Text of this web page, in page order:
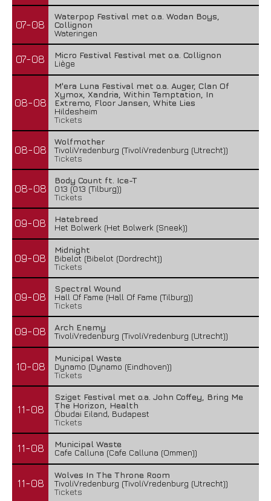
07-08
Waterpop Festival met o.a. Wodan Boys,
Collignon
Wateringen
07-08
Micro Festival Festival met o.a. Collignon
Liège
08-08
M'era Luna Festival met o.a. Auger, Clan Of
Xymox, Xandria, Within Temptation, In
Extremo, Floor Jansen, White Lies
Hildesheim
Tickets
08-08
Wolfmother
TivoliVredenburg (TivoliVredenburg (Utrecht))
Tickets
08-08
Body Count ft. Ice-T
013 (013 (Tilburg))
Tickets
09-08
Hatebreed
Het Bolwerk (Het Bolwerk (Sneek))
09-08
Midnight
Bibelot (Bibelot (Dordrecht))
Tickets
09-08
Spectral Wound
Hall Of Fame (Hall Of Fame (Tilburg))
Tickets
09-08
Arch Enemy
TivoliVredenburg (TivoliVredenburg (Utrecht))
10-08
Municipal Waste
Dynamo (Dynamo (Eindhoven))
Tickets
11-08
Sziget Festival met o.a. John Coffey, Bring Me
The Horizon, Health
Óbudai Eiland, Budapest
Tickets
11-08
Municipal Waste
Cafe Calluna (Cafe Calluna (Ommen))
11-08
Wolves In The Throne Room
TivoliVredenburg (TivoliVredenburg (Utrecht))
Tickets